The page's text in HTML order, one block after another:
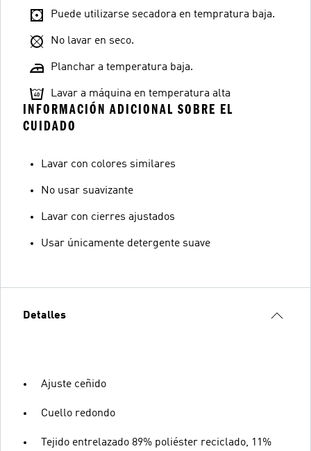
Puede utilizarse secadora en tempratura baja.
No lavar en seco.
Planchar a temperatura baja.
Lavar a máquina en temperatura alta
INFORMACIÓN ADICIONAL SOBRE EL
CUIDADO
Lavar con colores similares
No usar suavizante
Lavar con cierres ajustados
Usar únicamente detergente suave
Detalles
Ajuste ceñido
Cuello redondo
Tejido entrelazado 89% poliéster reciclado, 11%